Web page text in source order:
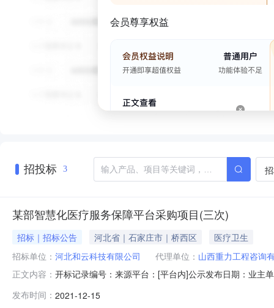
会员尊享权益
招投标 3
某部智慧化医疗服务保障平台采购项目(三次)
招标｜招标公告 河北省｜石家庄市｜桥西区
医疗卫生
招标单位： 河北和云科技有限公司 代理单位： 山西重力工程咨询
正文内容： 开标记录编号：来源平台：[平台内]公示发布日期：业主
华北大街198号中储广场E座10楼会议室序号投标单位名
发布时间： 2021-12-15